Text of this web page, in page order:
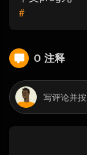
#
0 注释